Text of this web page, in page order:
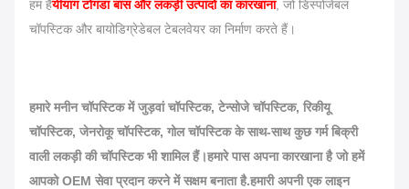
हम हैंयीयांग टोंगडा बांस और लकड़ी उत्पादों का कारखाना, जो डिस्पोजेबल
चॉपस्टिक और बायोडिग्रेडेबल टेबलवेयर का निर्माण करते हैं।
हमारे मनीन चॉपस्टिक में जुड़वां चॉपस्टिक, टेन्सोजे चॉपस्टिक, रिकीयू
चॉपस्टिक, जेनरोकू चॉपस्टिक, गोल चॉपस्टिक के साथ-साथ कुछ गर्म बिक्री
वाली लकड़ी की चॉपस्टिक भी शामिल हैं।हमारे पास अपना कारखाना है जो हमें
आपको OEM सेवा प्रदान करने में सक्षम बनाता है.हमारी अपनी एक लाइन